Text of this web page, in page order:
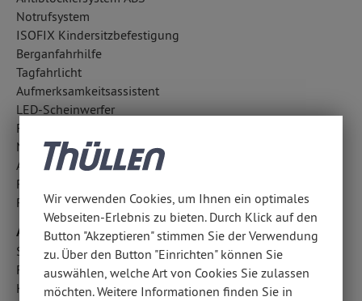
Notrufsystem
ISOFIX Kindersitzbefestigung
Berganfahrhilfe
Tagfahrlicht
Aufmerksamkeitsassistent
LED-Scheinwerfer
Fahrlichtautomatik
Notbremsassistent
Antriebsschlupfregelung ASR
Reifendruckverlust-Warnung
Regensensor
Airbags
Seitenairbag vorn
Fahrer- /Beifahrerairbag
Kopfairbag vorn und hinten
Wir verwenden Cookies, um Ihnen ein optimales
Webseiten-Erlebnis zu bieten. Durch Klick auf den
Button "Akzeptieren" stimmen Sie der Verwendung
zu. Über den Button "Einrichten" können Sie
auswählen, welche Art von Cookies Sie zulassen
möchten. Weitere Informationen finden Sie in